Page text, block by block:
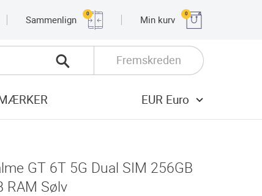
Sammenlign
0
Min kurv
0
Fremskreden
EUR Euro
GT 6T 5G Dual SIM 256GB
RAM Sølv